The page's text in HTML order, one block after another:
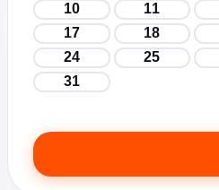
10
11
17
18
24
25
31